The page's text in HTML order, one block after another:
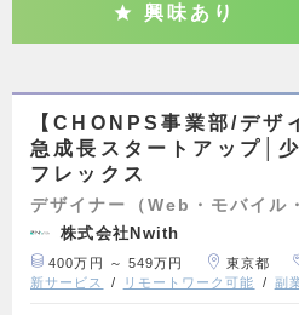
興味あり
【CHONPS事業部/デザ
急成長スタートアップ│
フレックス
デザイナー（Web・モバイル
株式会社Nwith
400万円 ～ 549万円 東京都
新サービス
リモートワーク可能 副